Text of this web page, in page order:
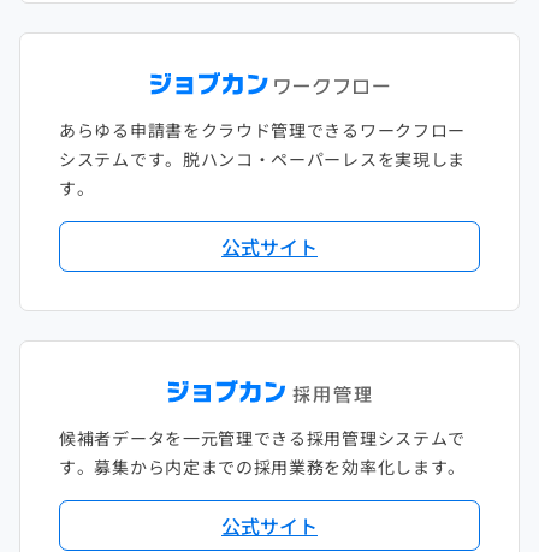
あらゆる申請書をクラウド管理できるワークフロー
システムです。脱ハンコ・ペーパーレスを実現しま
す。
公式サイト
候補者データを一元管理できる採用管理システムで
す。募集から内定までの採用業務を効率化します。
公式サイト